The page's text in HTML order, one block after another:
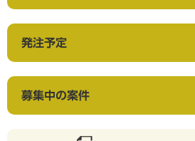
発注予定
募集中の案件